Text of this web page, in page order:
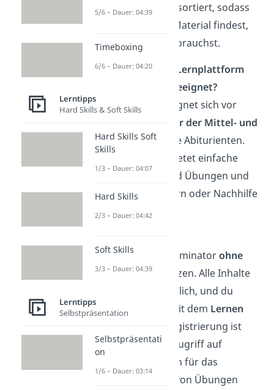
Bundesländern sortiert, sodass
du schnell das Material findest,
das du wirklich brauchst.
Für wen ist die Lernplattform
Schulminator geeignet?
Schulminator eignet sich vor
Schülerder Mittel- und
Oberstufesowie Abiturienten.
Die Plattform bietet einfache
Erklärungen und Übungen und
ist auch für Eltern oder Nachhilfe
geeignet.
Du kannst Schulminatorohne
Anmeldung
nutzen. Alle Inhalte
sind frei zugänglich, und du
kannst sofort mit dem Lernen
starten. Eine Registrierung ist
weder für den Zugriff auf
Materialien noch für das
Herunterladen von Übungen
5/6 – Dauer: 04:39
Timeboxing
6/6 – Dauer: 04:20
Lerntipps
Hard Skills & Soft Skills
Hard Skills Soft
Skills
1/3 – Dauer: 04:07
Hard Skills
2/3 – Dauer: 04:42
Soft Skills
3/3 – Dauer: 04:39
Lerntipps
Selbstpräsentation
Selbstpräsentati
on
1/6 – Dauer: 03:14